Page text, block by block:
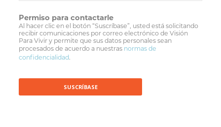
Permiso para contactarle
Al hacer clic en el botón “Suscríbase”, usted está solicitando
recibir comunicaciones por correo electrónico de Visión
Para Vivir y permite que sus datos personales sean
procesados de acuerdo a nuestras normas de
confidencialidad.